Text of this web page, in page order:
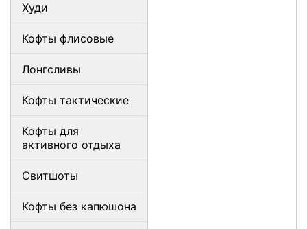
Худи
Кофты флисовые
Лонгсливы
Кофты тактические
Кофты для
активного отдыха
Свитшоты
Кофты без капюшона